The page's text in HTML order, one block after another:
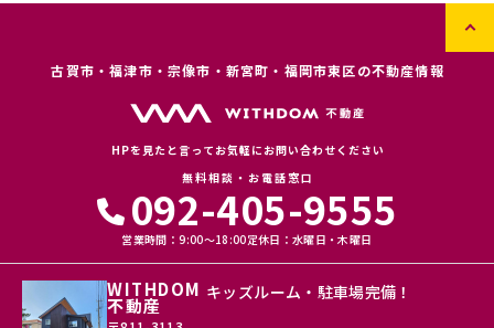
古賀市・福津市・宗像市・新宮町・福岡市東区の不動産情報
HPを見たと言ってお気軽にお問い合わせください
無料相談・お電話窓口
092-405-9555
営業時間：9:00〜18:00定休日：水曜日・木曜日
WITHDOM
不動産
キッズルーム・駐車場完備！